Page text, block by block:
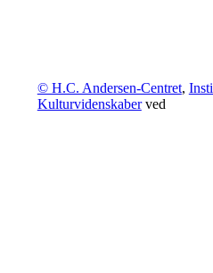
© H.C. Andersen-Centret,
Kulturvidenskaberved